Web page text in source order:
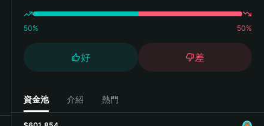
50% 50%
好 差
資金池 介紹 熱門